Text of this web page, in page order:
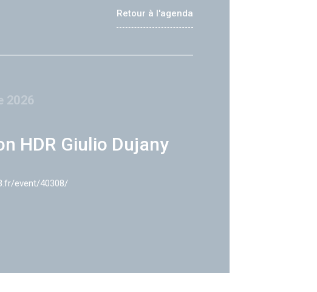
Retour à l'agenda
2026
HDR Giulio Dujany
event/40308/